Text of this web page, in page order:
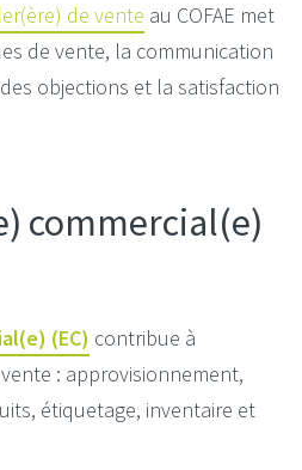
de vente au COFAE met
de vente, la communication
objections et la satisfaction
commercial(e)
(EC) contribue à
: approvisionnement,
étiquetage, inventaire et